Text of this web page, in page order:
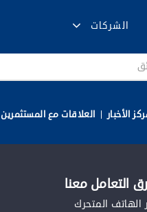
الشركات
الأخبار العلاقات مع المستثمرين
التعامل معنا
الهاتف المتحرك